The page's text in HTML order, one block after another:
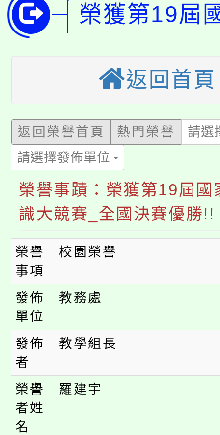
生本土語及新住民語歌
公告本校115學年度第
代理(課)教師甄選結果(
公告本校115學年度第
代理(課)教師甄選結果(
轉知中國文化大學推廣
《TA101》溝通分析基
心理、諮商輔導、社會
系所師生報名參加。
轉知苗栗縣政府辦理
門員」簡章及活動海報
踴躍報名參加。
桃園市115學年度學生
要點
「桃園市補助參觀特色
展演活動實施計畫」
淨零綠領人才培育課程
公告本校115學年度第
代理(課)教師甄選結果(
「2026金融保險知識
車」活動
生本土語及新住民語歌
公告本校115學年度第
代理(課)教師甄選結果(
公告本校115學年度第
代理(課)教師甄選結果(
轉知中國文化大學推廣
《TA101》溝通分析基
心理、諮商輔導、社會
系所師生報名參加。
轉知苗栗縣政府辦理
門員」簡章及活動海報
踴躍報名參加。
桃園市115學年度學生
要點
「桃園市補助參觀特色
展演活動實施計畫」
榮獲第19屆
返回首頁
返回榮譽首頁 熱門榮譽
請選
請選擇發佈單位
榮譽事蹟：榮獲第19屆國
識大競賽_全國決賽優勝!!
榮譽
事項
校園榮譽
發佈
單位
教務處
發佈
者
教學組長
榮譽
者姓
名
羅建宇